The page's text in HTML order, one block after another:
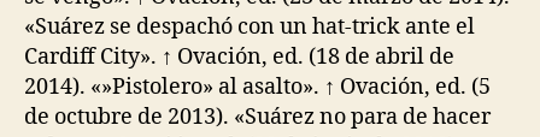
«Suárez se despachó con un hat-trick ante el
Cardiff City». ↑ Ovación, ed. (18 de abril de
2014). «»Pistolero» al asalto». ↑ Ovación, ed. (5
de octubre de 2013). «Suárez no para de hacer